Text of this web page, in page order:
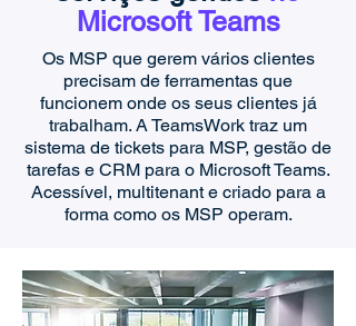
Microsoft Teams
Os MSP que gerem vários clientes
precisam de ferramentas que
funcionem onde os seus clientes já
trabalham. A TeamsWork traz um
sistema de tickets para MSP, gestão de
tarefas e CRM para o Microsoft Teams.
Acessível, multitenant e criado para a
forma como os MSP operam.